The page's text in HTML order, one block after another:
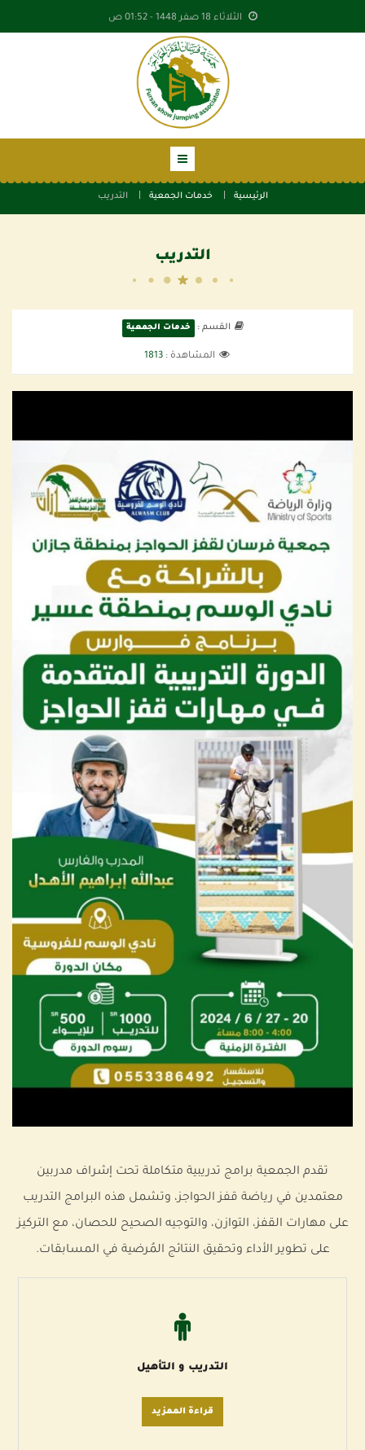
الثلاثاء 18 صفر 1448 - 01:52 ص
الرئيسية خدمات الجمعية التدريب
التدريب
القسم : خدمات الجمعية
المشاهدة :1813
تقدم الجمعية برامج تدريبية متكاملة تحت إشراف مدربين
معتمدين في رياضة قفز الحواجز، وتشمل هذه البرامج التدريب
على مهارات القفز، التوازن، والتوجيه الصحيح للحصان، مع التركيز
على تطوير الأداء وتحقيق النتائج المُرضية في المسابقات.
التدريب و التأهيل
قراءة الممزيد